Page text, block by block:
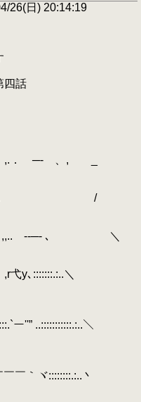
26(日) 20:14:19
, _
/
､ ＼
:::::::.:..＼
＼
ヾ::::::::.:..丶